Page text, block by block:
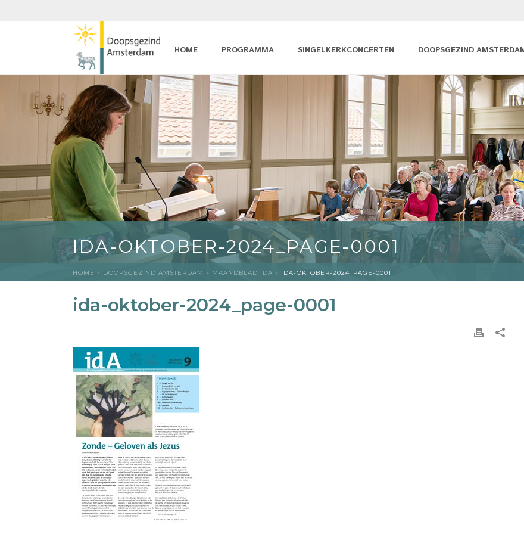
HOME PROGRAMMA SINGELKERKCONCERTEN DOOPSGEZIND
IDA-OKTOBER-2024_PAGE-0001
HOME » DOOPSGEZIND AMSTERDAM » MAANDBLAD IDA » IDA-OKTOBER-2024_PAGE-0001
ida-oktober-2024_page-0001